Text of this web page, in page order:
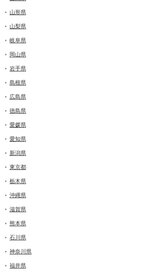
山形県
山梨県
岐阜県
岡山県
岩手県
島根県
広島県
徳島県
愛媛県
愛知県
新潟県
東京都
栃木県
沖縄県
滋賀県
熊本県
石川県
神奈川県
福井県